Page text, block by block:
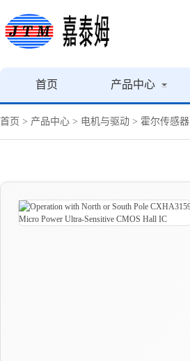
首页 产品中心
首页 > 产品中心 > 电机与驱动 > 霍尔传感器